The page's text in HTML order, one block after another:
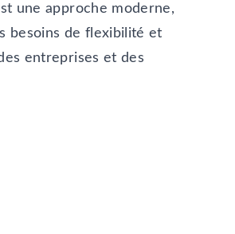
une approche moderne,
besoins de flexibilité et
entreprises et des